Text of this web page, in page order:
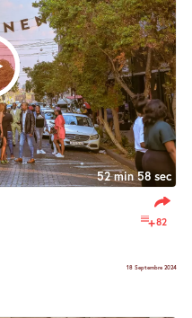
52 min 58 sec
82
18 Septembre 2024